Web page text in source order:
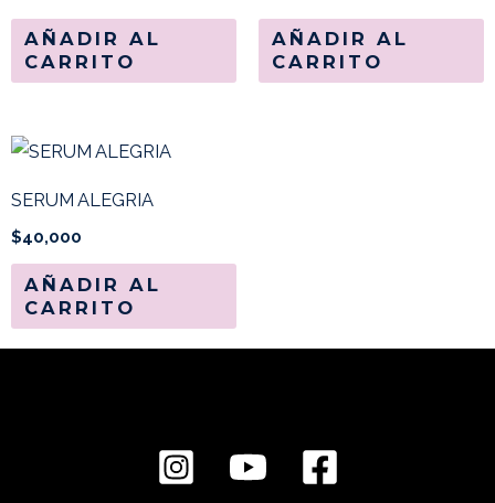
AÑADIR AL
CARRITO
AÑADIR AL
CARRITO
SERUM ALEGRIA
$40,000
AÑADIR AL
CARRITO